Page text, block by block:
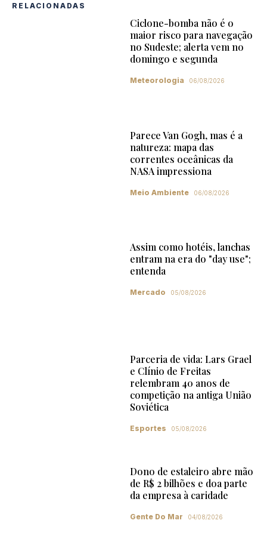
RELACIONADAS
Ciclone-bomba não é o
maior risco para navegação
no Sudeste; alerta vem no
domingo e segunda
Meteorologia 06/08/2026
Parece Van Gogh, mas é a
natureza: mapa das
correntes oceânicas da
NASA impressiona
Meio Ambiente 06/08/2026
Assim como hotéis, lanchas
entram na era do "day use";
entenda
Mercado 05/08/2026
Parceria de vida: Lars Grael
e Clínio de Freitas
relembram 40 anos de
competição na antiga União
Soviética
Esportes 05/08/2026
Dono de estaleiro abre mão
de R$ 2 bilhões e doa parte
da empresa à caridade
Gente Do Mar 04/08/2026